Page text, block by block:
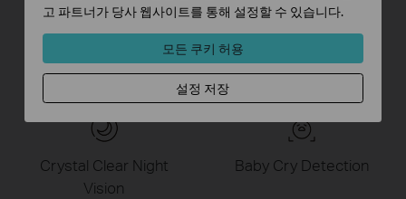
One-click Two-way
Video Calls
AI Face Detection
and Tracking
Crystal Clear Night
Vision
Baby Cry Detection
고 파트너가 당사 웹사이트를 통해 설정할 수 있습니다.
모든 쿠키 허용
설정 저장